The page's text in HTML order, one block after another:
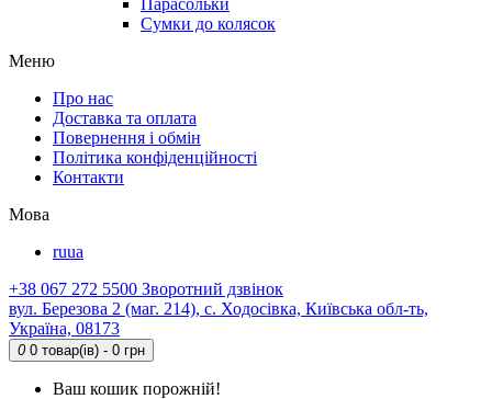
Парасольки
Сумки до колясок
Меню
Про нас
Доставка та оплата
Повернення і обмін
Політика конфіденційності
Контакти
Мова
ruua
+38 067 272 5500 Зворотний дзвінок
вул. Березова 2 (маг. 214), с. Ходосівка, Київська обл-ть,
Україна, 08173
0 0 товар(ів) - 0 грн
Ваш кошик порожній!